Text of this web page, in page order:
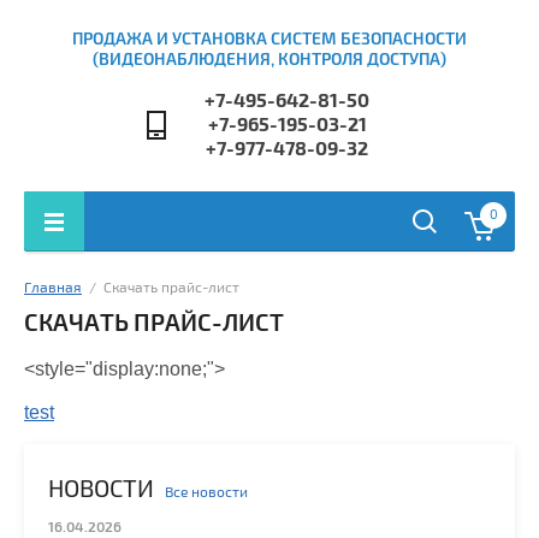
ПРОДАЖА И УСТАНОВКА СИСТЕМ БЕЗОПАСНОСТИ
(ВИДЕОНАБЛЮДЕНИЯ, КОНТРОЛЯ ДОСТУПА)
+7-495-642-81-50
+7-965-195-03-21
+7-977-478-09-32
0
НОВОСТИ Все новости
16.04.2026
Главная
  /  Скачать прайс-лист
СКАЧАТЬ ПРАЙС-ЛИСТ
<style="display:none;">
test